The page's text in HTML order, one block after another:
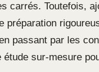
carrés. Toutefois,
préparation
passant par les
sur-mesure